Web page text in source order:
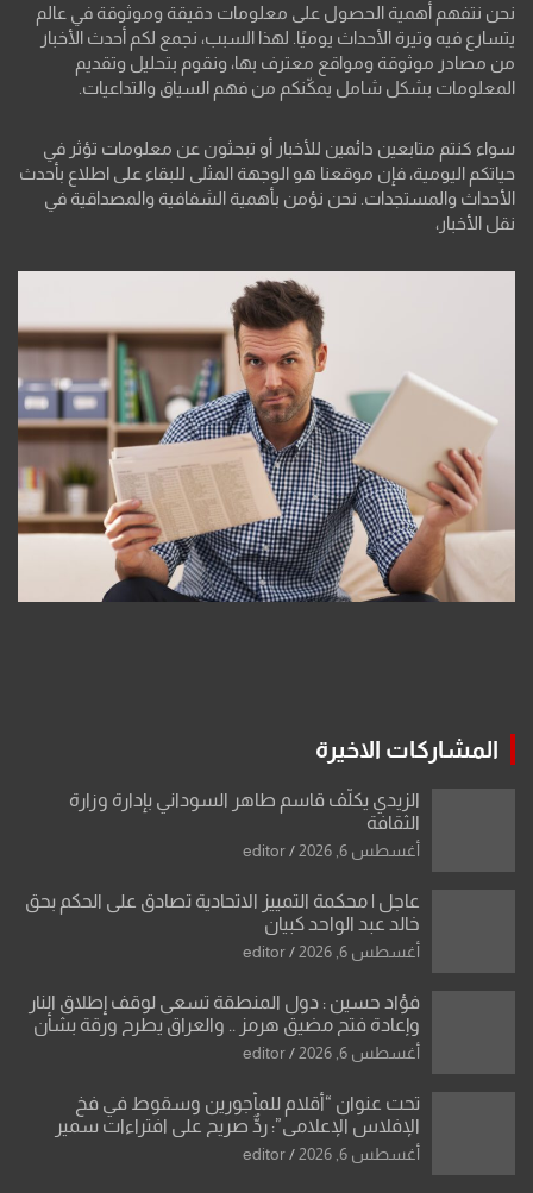
نحن نتفهم أهمية الحصول على معلومات دقيقة وموثوقة في عالم
يتسارع فيه وتيرة الأحداث يوميًا. لهذا السبب، نجمع لكم أحدث الأخبار
من مصادر موثوقة ومواقع معترف بها، ونقوم بتحليل وتقديم
المعلومات بشكل شامل يمكّنكم من فهم السياق والتداعيات.
سواء كنتم متابعين دائمين للأخبار أو تبحثون عن معلومات تؤثر في
حياتكم اليومية، فإن موقعنا هو الوجهة المثلى للبقاء على اطلاع بأحدث
الأحداث والمستجدات. نحن نؤمن بأهمية الشفافية والمصداقية في
نقل الأخبار،
المشاركات الاخيرة
الزيدي يكلّف قاسم طاهر السوداني بإدارة وزارة
الثقافة
أغسطس 6, 2026 editor
عاجل | محكمة التمييز الاتحادية تصادق على الحكم بحق
خالد عبد الواحد كبيان
أغسطس 6, 2026 editor
فؤاد حسين : دول المنطقة تسعى لوقف إطلاق النار
وإعادة فتح مضيق هرمز .. والعراق يطرح ورقة بشأن
تحولات القدس
أغسطس 6, 2026 editor
تحت عنوان “أقلام للمأجورين وسقوط في فخ
الإفلاس الإعلامي”: ردٌّ صريح على افتراءات سمير
الشكرجي
أغسطس 6, 2026 editor